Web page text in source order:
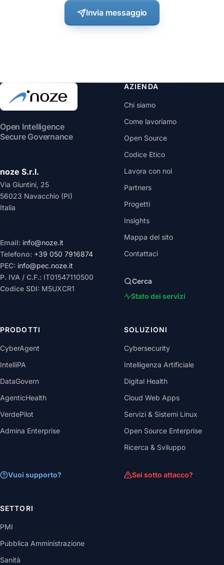
Invia messaggio
Open Intelligence
Secure Governance
noze S.r.l.
Via Giuntini, 25
56023 Navacchio (PI)
Italia
Email: info@noze.it
Telefono: +39 050 7916874
PEC: info@pec.noze.it
P. IVA / C.F.: IT01547110500
Codice SDI: M5UXCR1
AZIENDA
Chi siamo
Come lavoriamo
Open Source
Codice Etico
Lavora con noi
Partners
Progetti
Insights
Mappa del sito
Contattaci
Cerca
Stato dei servizi
PRODOTTI
CyberAgent
IntelliPA
DataGovern
AgenticHealth
VerdePilot
Admina Enterprise
Vuoi supporto?
SOLUZIONI
Cybersecurity
Intelligenza Artificiale
Digital Health
Cloud Web Apps
Servizi & Sistemi Linux
Open Source Enterprise
Ricerca & Sviluppo
Sei sotto attacco?
SETTORI
PMI
Pubblica Amministrazione
Sanità